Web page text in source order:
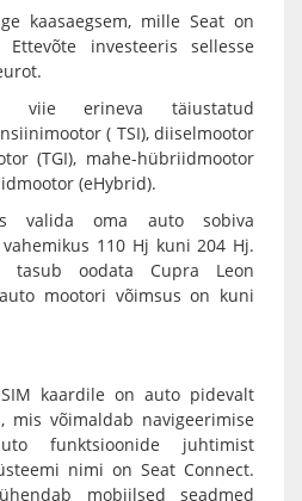
kaasaegsem, mille Seat on
investeeris sellesse
viie erineva täiustatud
( TSI), diiselmootor
(TGI), mahe-hübriidmootor
(eHybrid).
valida oma auto sobiva
110 Hj kuni 204 Hj.
oodata Cupra Leon
mootori võimsus on kuni
kaardile on auto pidevalt
mis võimaldab navigeerimise
funktsioonide juhtimist
nimi on Seat Connect.
mobiilsed seadmed